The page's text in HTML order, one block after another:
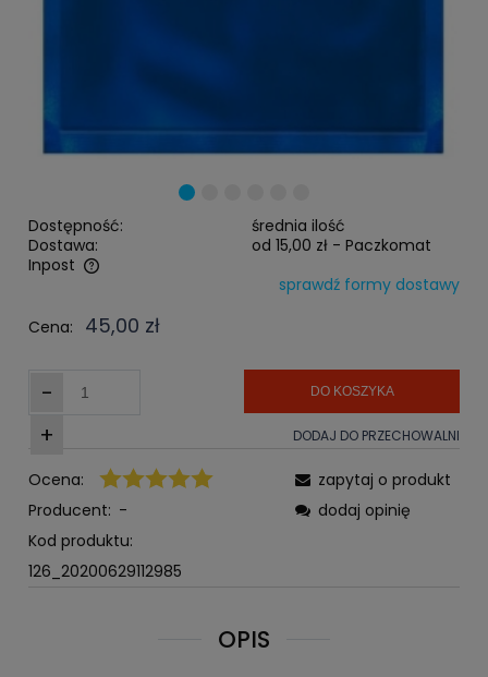
Dostępność:
średnia ilość
Dostawa:
od 15,00 zł - Paczkomat
Inpost
Cena nie zawiera ewentualnych kosztów płatności
sprawdź formy dostawy
Cena:
45,00 zł
-
+
DO KOSZYKA
DODAJ DO PRZECHOWALNI
Ocena:
Producent: -
Kod produktu:
126_20200629112985
zapytaj o produkt
dodaj opinię
OPIS